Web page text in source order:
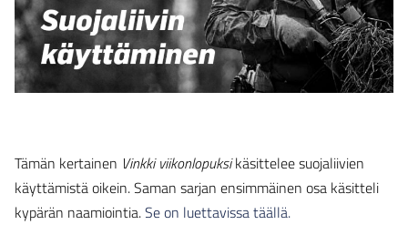
Tämän kertainen Vinkki viikonlopuksikäsittelee suojaliivien
käyttämistä oikein. Saman sarjan ensimmäinen osa käsitteli
kypärän naamiointia.Se on luettavissa täällä.